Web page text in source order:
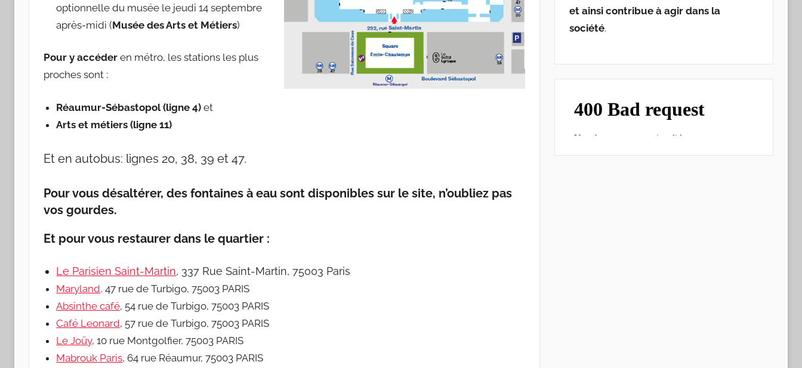
optionnelle du musée le jeudi 14 septembre
après-midi (Musée des Arts et Métiers)
Pour y accéder en métro, les stations les plus
proches sont :
Réaumur-Sébastopol (ligne 4) et
Arts et métiers (ligne 11)
Et en autobus: lignes 20, 38, 39 et 47.
Pour vous désaltérer, des fontaines à eau sont disponibles sur le site, n’oubliez pas
vos gourdes.
Et pour vous restaurer dans le quartier :
Le Parisien Saint-Martin, 337 Rue Saint-Martin, 75003 Paris
Maryland, 47 rue de Turbigo, 75003 PARIS
Absinthe café, 54 rue de Turbigo, 75003 PARIS
Café Leonard, 57 rue de Turbigo, 75003 PARIS
Le Joüy, 10 rue Montgolfier, 75003 PARIS
Mabrouk Paris, 64 rue Réaumur, 75003 PARIS
et ainsi contribue à agir dans la
société.